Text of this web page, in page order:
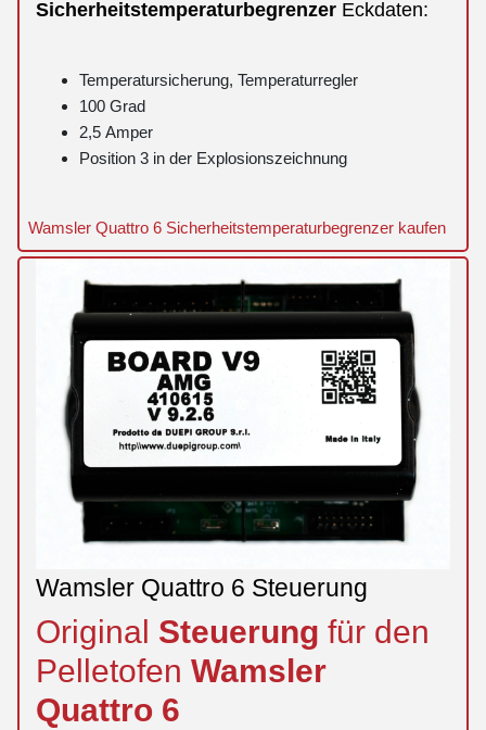
Sicherheitstemperaturbegrenzer Eckdaten:
Temperatursicherung, Temperaturregler
100 Grad
2,5 Amper
Position 3 in der Explosionszeichnung
Wamsler Quattro 6 Sicherheitstemperaturbegrenzer kaufen
Wamsler Quattro 6 Steuerung
Original Steuerung für den
Pelletofen Wamsler
Quattro 6